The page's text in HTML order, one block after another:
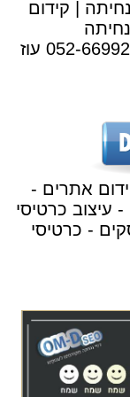
| קידום
052-4561122 מיקי כהן גנאל | 052-6699243 עוז
אתרים -
עיצוב כרטיסי
- כרטיסי